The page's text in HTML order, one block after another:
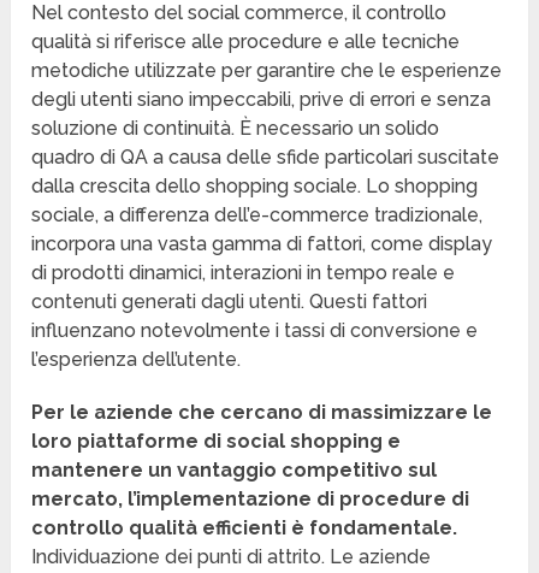
Nel contesto del social commerce, il controllo
qualità si riferisce alle procedure e alle tecniche
metodiche utilizzate per garantire che le esperienze
degli utenti siano impeccabili, prive di errori e senza
soluzione di continuità. È necessario un solido
quadro di QA a causa delle sfide particolari suscitate
dalla crescita dello shopping sociale. Lo shopping
sociale, a differenza dell’e-commerce tradizionale,
incorpora una vasta gamma di fattori, come display
di prodotti dinamici, interazioni in tempo reale e
contenuti generati dagli utenti. Questi fattori
influenzano notevolmente i tassi di conversione e
l’esperienza dell’utente.
Per le aziende che cercano di massimizzare le
loro piattaforme di social shopping e
mantenere un vantaggio competitivo sul
mercato, l’implementazione di procedure di
controllo qualità efficienti è fondamentale.
Individuazione dei punti di attrito. Le aziende